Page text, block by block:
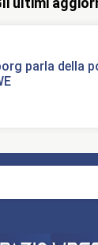
parla della